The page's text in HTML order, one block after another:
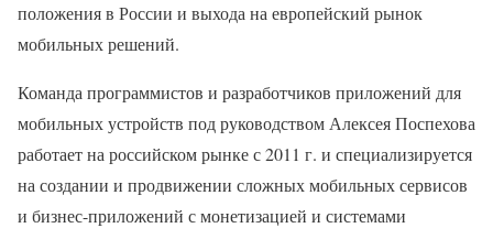
положения в России и выхода на европейский рынок
мобильных решений.
Команда программистов и разработчиков приложений для
мобильных устройств под руководством Алексея Поспехова
работает на российском рынке с 2011 г. и специализируется
на создании и продвижении сложных мобильных сервисов
и бизнес-приложений с монетизацией и системами